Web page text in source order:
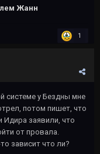
Жанн
1
системе у Бездны мне
потом пишет, что
Идира заявили, что
от провала.
зависит что ли?